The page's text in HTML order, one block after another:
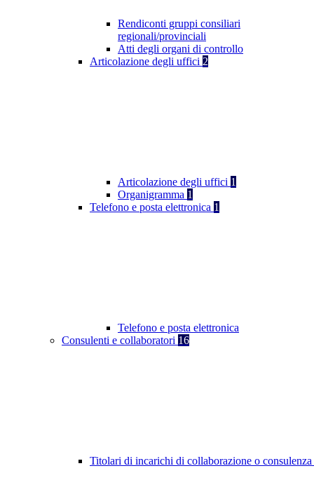
Rendiconti gruppi consiliari
regionali/provinciali
Atti degli organi di controllo
Articolazione degli uffici 2
Articolazione degli uffici 1
Organigramma 1
Telefono e posta elettronica 1
Telefono e posta elettronica
Consulenti e collaboratori 16
Titolari di incarichi di collaborazione o consulenza